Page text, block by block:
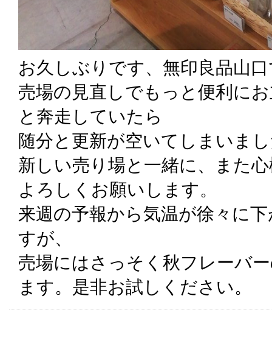
お久しぶりです、無印良品山
売場の見直しでもっと便利に
と奔走していたら
随分と更新が空いてしまいま
新しい売り場と一緒に、また
よろしくお願いします。
来週の予報から気温が徐々に
すが、
売場にはさっそく秋フレーバ
ます。是非お試しください。